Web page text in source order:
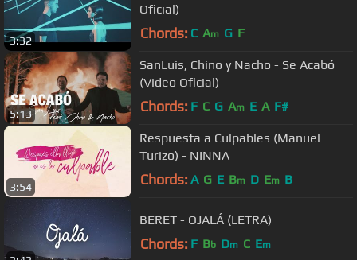
3:32
Oficial)
Chords: C Am G F
5:13
SanLuis, Chino y Nacho - Se Acabó
(Video Oficial)
Chords: F C G Am E A F#
3:54
Respuesta a Culpables (Manuel
Turizo) - NINNA
Chords: A G E Bm D Em B
BERET - OJALÁ (LETRA)
Chords: F Bb Dm C Em